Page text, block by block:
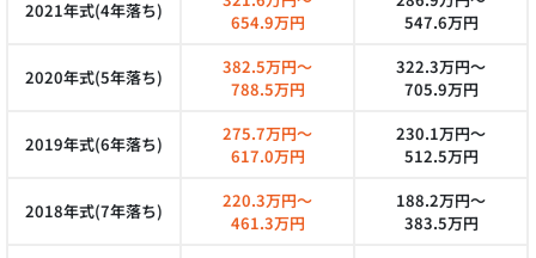
2021年式(4年落ち)
654.9万円
547.6万円
2020年式(5年落ち)
382.5万円～
788.5万円
322.3万円～
705.9万円
2019年式(6年落ち)
275.7万円～
617.0万円
230.1万円～
512.5万円
2018年式(7年落ち)
220.3万円～
461.3万円
188.2万円～
383.5万円